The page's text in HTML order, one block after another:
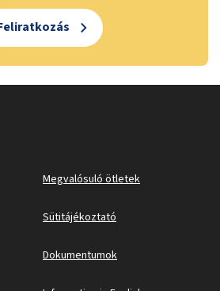
Megvalósuló ötletek
Sütitájékoztató
Dokumentumok